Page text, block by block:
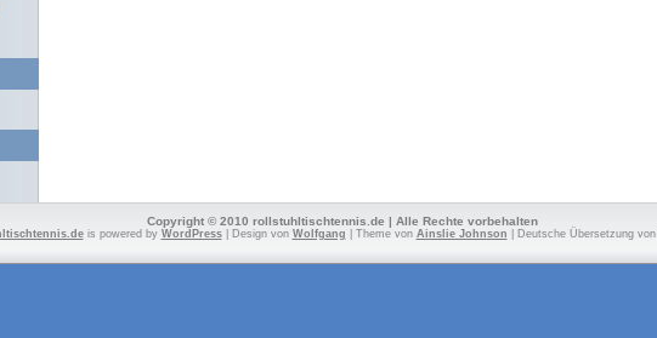
Copyright © 2010 rollstuhltischtennis.de | Alle Rechte vorbehalten
is powered by WordPress| Design von Wolfgang | Theme von Ainslie Johnson | Deutsche Übersetzung von